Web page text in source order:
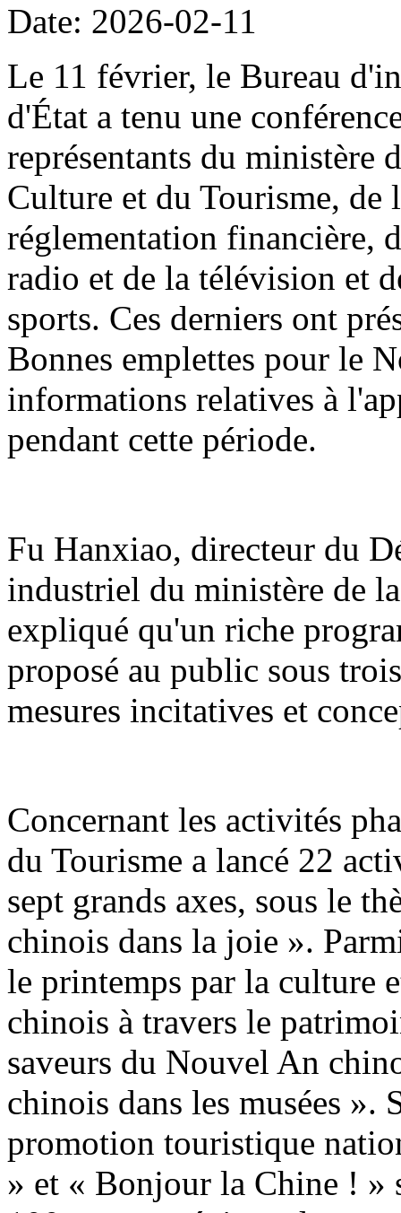
Date: 2026-02-11
Le 11 février, le Bureau
d'État a tenu une
représentants du ministère
Culture et du Tourisme, de
réglementation financière,
radio et de la télévision et
sports. Ces derniers ont
Bonnes emplettes pour le
informations relatives à
pendant cette période.
Fu Hanxiao, directeur du
industriel du ministère de
expliqué qu'un riche
proposé au public sous
mesures incitatives et
Concernant les activités
du Tourisme a lancé 22
sept grands axes, sous le
chinois dans la joie ».
le printemps par la culture
chinois à travers le
saveurs du Nouvel An
chinois dans les musées ».
promotion touristique
» et « Bonjour la Chine ! »